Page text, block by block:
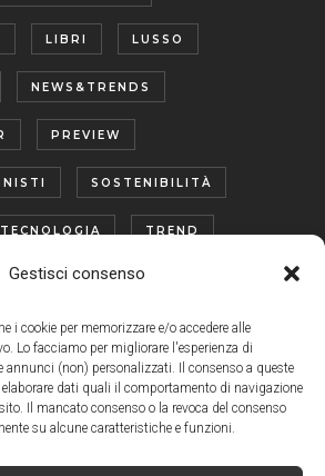
Gestisci consenso
i cookie per memorizzare e/o accedere alle
Lo facciamo per migliorare l'esperienza di
annunci (non) personalizzati. Il consenso a queste
dati quali il comportamento di navigazione
Il mancato consenso o la revoca del consenso
su alcune caratteristiche e funzioni.
LIBRI LUSSO
NEWS&TRENDS
PREVIEW
SOSTENIBILITÀ
TECNOLOGIA TREND